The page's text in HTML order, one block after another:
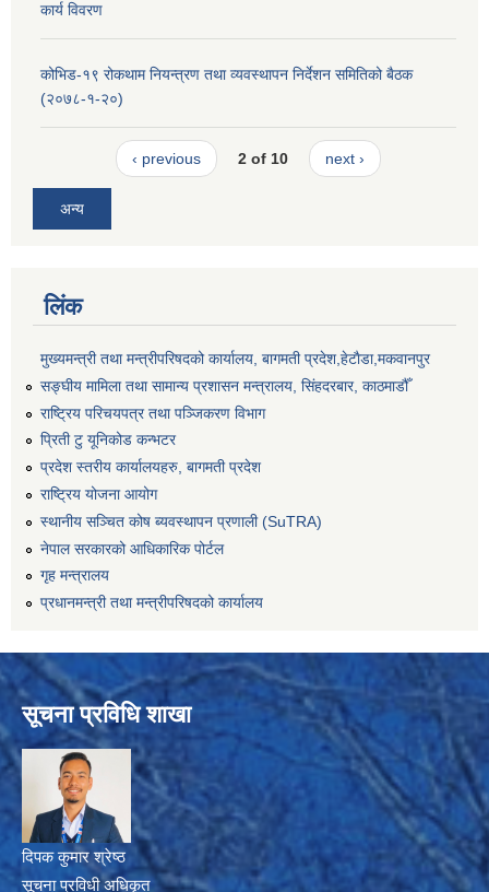
कार्य विवरण
कोभिड-१९ रोकथाम नियन्त्रण तथा व्यवस्थापन निर्देशन समितिको बैठक
(२०७८-१-२०)
‹ previous 2 of 10 next ›
अन्य
लिंक
मुख्यमन्त्री तथा मन्त्रीपरिषदको कार्यालय, बागमती प्रदेश,हेटाैडा,मकवानपुर
सङ्‍घीय मामिला तथा सामान्य प्रशासन मन्त्रालय, सिंहदरबार, काठमाडौँ
राष्ट्रिय परिचयपत्र तथा पञ्जिकरण विभाग
प्रिती टु यूनिकोड कन्भटर
प्रदेश स्तरीय कार्यालयहरु, बागमती प्रदेश
राष्ट्रिय योजना आयोग
स्थानीय सञ्चित कोष ब्यवस्थापन प्रणाली (SuTRA)
नेपाल सरकारको आधिकारिक पोर्टल
गृह मन्त्रालय
प्रधानमन्त्री तथा मन्त्रीपरिषदको कार्यालय
सूचना प्रविधि शाखा
दिपक कुमार श्रेष्ठ
सूचना प्रविधी अधिकृत